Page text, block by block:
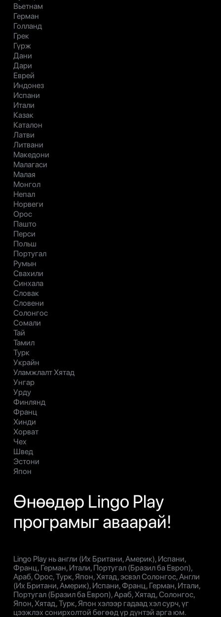
Вьетнам
Герман
Голланд
Грек
Гүрж
Дани
Дари
Еврей
Индонез
Испани
Итали
Казак
Каталон
Латви
Литвани
Македони
Малагаси
Малая
Монгол
Непал
Норвеги
Орос
Пашто
Перси
Польш
Португал
Румын
Свахили
Синхала
Словак
Словени
Солонгос
Сомали
Тай
Тамил
Турк
Украйн
Уламжлалт Хятад
Унгар
Урду
Финлянд
Франц
Хинди
Хорват
Чех
Швед
Эстони
Япон
Өнөөдөр Lingo Play
програмыг аваарай!
Lingo Play нь англи (Их Британи, Америк), Испани,
Франц, Герман, Итали, Португал (Бразил ба Европ),
Араб, Орос, Турк, Япон, Хятад, эсвэл Солонгос, Англи
(Их Британи, Америк), Испани, Франц, Герман, Итали,
Португал (Бразил ба Европ), Араб, Хятад, Солонгос,
Япон, Хятад, Турк, Япон хэлээр гадаад хэл сурч, үг
цээжлэх сонирхолтой бөгөөд үр дүнтэй арга юм.